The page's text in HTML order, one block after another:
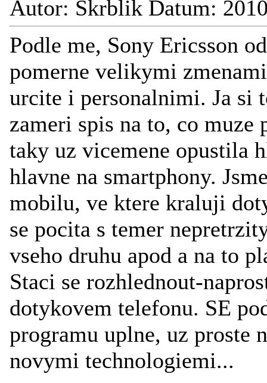
Autor: Skrblik Datum:
Podle me, Sony Ericsson
pomerne velikymi
urcite i personalnimi. Ja si
zameri spis na to, co
taky uz vicemene opustila
hlavne na smartphony.
mobilu, ve ktere kraluji
se pocita s temer
vseho druhu apod a na to
Staci se rozhlednout-
dotykovem telefonu. SE
programu uplne, uz proste
novymi technologiemi...